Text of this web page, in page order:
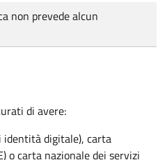
non prevede alcun
di avere:
identità digitale), carta
o carta nazionale dei servizi